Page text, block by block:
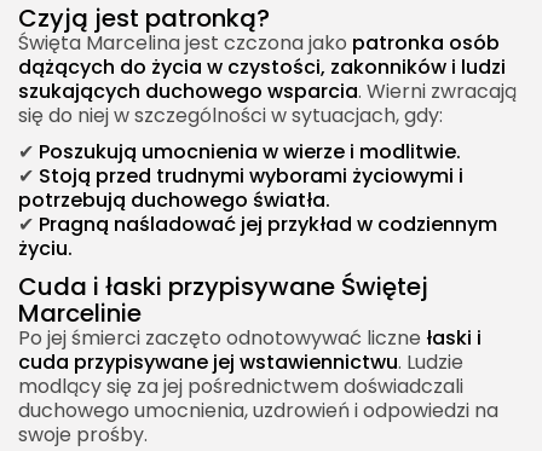
Czyją jest patronką?
Święta Marcelina jest czczona jako patronka osób
dążących do życia w czystości, zakonników i ludzi
szukających duchowego wsparcia. Wierni zwracają
się do niej w szczególności w sytuacjach, gdy:
✔ Poszukują umocnienia w wierze i modlitwie.
✔ Stoją przed trudnymi wyborami życiowymi i
potrzebują duchowego światła.
✔ Pragną naśladować jej przykład w codziennym
życiu.
Cuda i łaski przypisywane Świętej
Marcelinie
Po jej śmierci zaczęto odnotowywać liczne łaski i
cuda przypisywane jej wstawiennictwu. Ludzie
modlący się za jej pośrednictwem doświadczali
duchowego umocnienia, uzdrowień i odpowiedzi na
swoje prośby.